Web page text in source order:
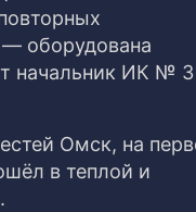
оборудована
начальник ИК № 3
Омск, на
в теплой и